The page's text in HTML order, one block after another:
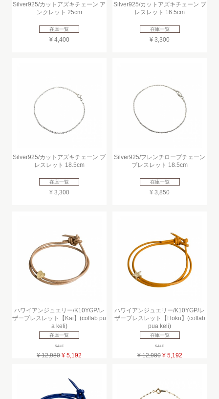
Silver925/カットアズキチェーン ア
ンクレット 25cm
在庫一覧
¥ 4,400
Silver925/カットアズキチェーン ブ
レスレット 16.5cm
在庫一覧
¥ 3,300
Silver925/カットアズキチェーン ブ
レスレット 18.5cm
在庫一覧
¥ 3,300
Silver925/フレンチロープチェーン
ブレスレット 18.5cm
在庫一覧
¥ 3,850
ハワイアンジュエリー/K10YGP/レ
ザーブレスレット【Kai】(collab pu
a keli)
在庫一覧
SALE
¥ 12,980 ¥ 5,192
ハワイアンジュエリー/K10YGP/レ
ザーブレスレット【Hoku】(collab
pua keli)
在庫一覧
SALE
¥ 12,980 ¥ 5,192